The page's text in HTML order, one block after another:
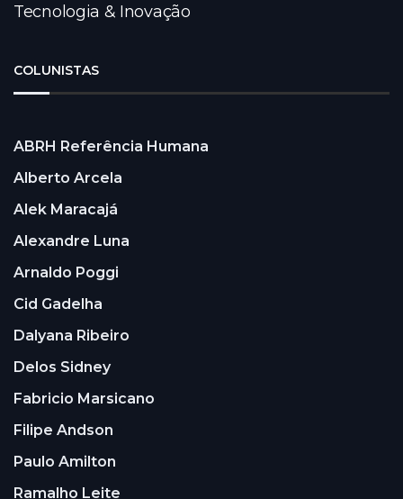
Tecnologia & Inovação
COLUNISTAS
ABRH Referência Humana
Alberto Arcela
Alek Maracajá
Alexandre Luna
Arnaldo Poggi
Cid Gadelha
Dalyana Ribeiro
Delos Sidney
Fabricio Marsicano
Filipe Andson
Paulo Amilton
Ramalho Leite